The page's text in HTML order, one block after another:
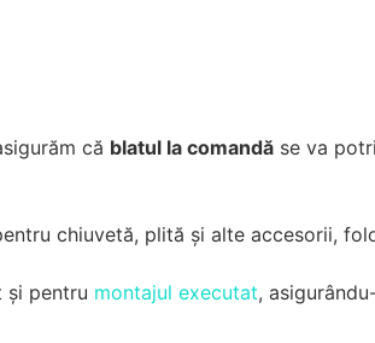
că blatul la comandă se va
chiuvetă, plită și alte accesorii,
și pentru montajul executat,